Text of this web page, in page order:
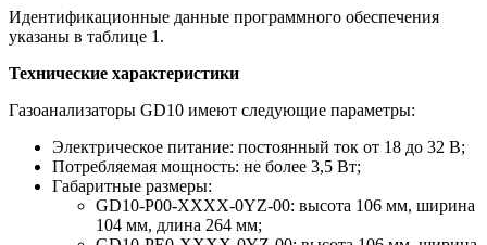
Идентификационные данные программного обеспечения
указаны в таблице 1.
Технические характеристики
Газоанализаторы GD10 имеют следующие параметры:
Электрическое питание: постоянный ток от 18 до 32 В;
Потребляемая мощность: не более 3,5 Вт;
Габаритные размеры:
GD10-P00-XXXX-0YZ-00: высота 106 мм, ширина
104 мм, длина 264 мм;